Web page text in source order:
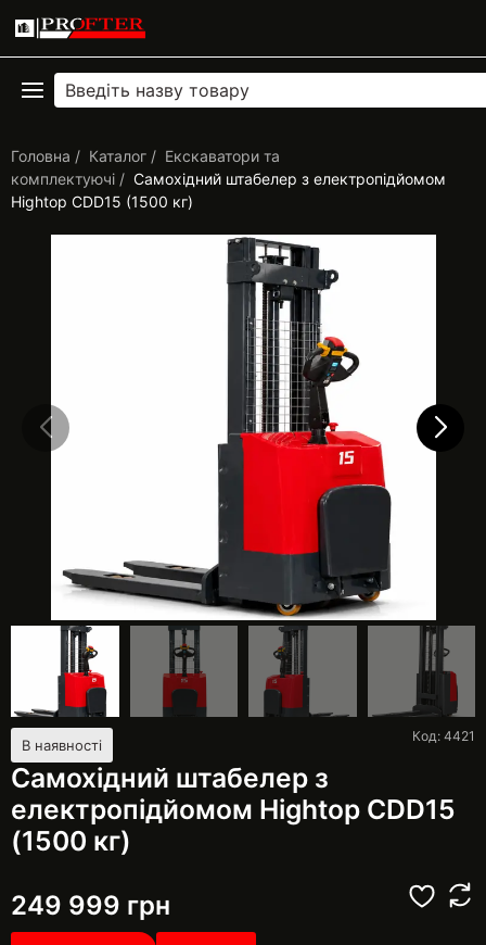
Головна Каталог
Екскаватори та
комплектуючі
Самохідний штабелер з електропідйомом
Hightop CDD15 (1500 кг)
В наявності
Самохідний штабелер з
електропідйомом Hightop CDD15
(1500 кг)
Код: 4421
249 999 грн